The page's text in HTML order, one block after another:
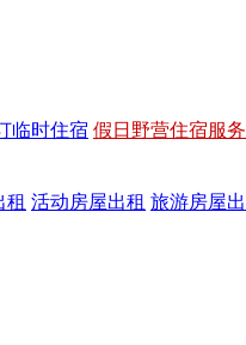
临时住宿 假日野营住宿服务
租 活动房屋出租 旅游房屋